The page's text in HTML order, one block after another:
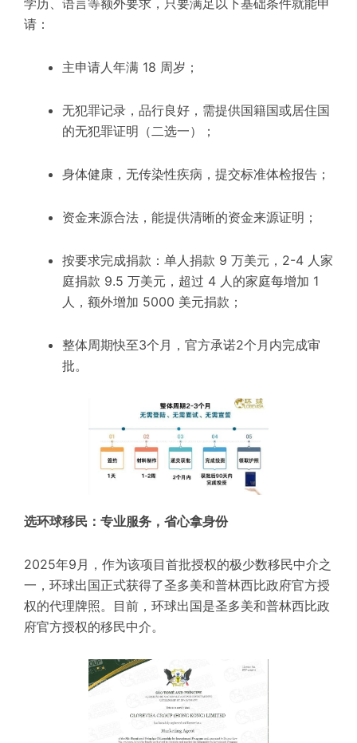
请：
主申请人年满 18 周岁；
无犯罪记录，品行良好，需提供国籍国或居住国
的无犯罪证明（二选一）；
身体健康，无传染性疾病，提交标准体检报告；
资金来源合法，能提供清晰的资金来源证明；
按要求完成捐款：单人捐款 9 万美元，2-4 人家
庭捐款 9.5 万美元，超过 4 人的家庭每增加 1
人，额外增加 5000 美元捐款；
整体周期快至3个月，官方承诺2个月内完成审
批。
选环球移民：专业服务，省心拿身份
2025年9月，作为该项目首批授权的极少数移民中介之
一，环球出国正式获得了圣多美和普林西比政府官方授
权的代理牌照。目前，环球出国是圣多美和普林西比政
府官方授权的移民中介。